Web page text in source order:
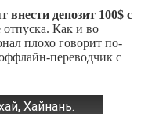
внести депозит 100$ с
Как и во
плохо говорит по-
переводчик с
Хайнань.